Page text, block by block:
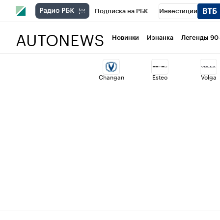
Подписка на РБК Инвестиции
Национальные проекты Город
Кредитные рейтинги Франшизы
AUTONEWS Новинки Изнанка Легенды
Changan Esteo Volga